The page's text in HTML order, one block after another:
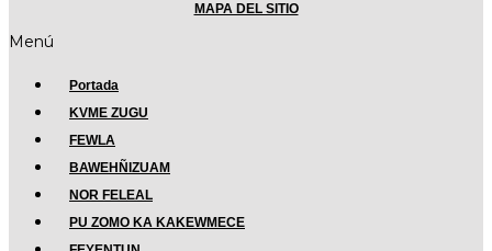
MAPA DEL SITIO
Menú
Portada
KVME ZUGU
FEWLA
BAWEHÑIZUAM
NOR FELEAL
PU ZOMO KA KAKEWMECE